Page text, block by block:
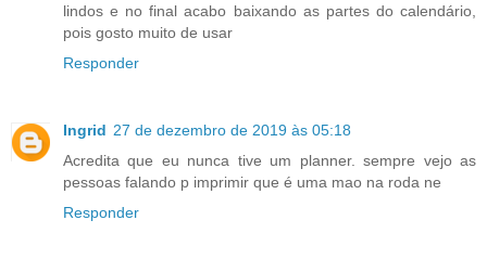
lindos e no final acabo baixando as partes do calendário,
pois gosto muito de usar
Responder
Ingrid 27 de dezembro de 2019 às 05:18
Acredita que eu nunca tive um planner. sempre vejo as
pessoas falando p imprimir que é uma mao na roda ne
Responder